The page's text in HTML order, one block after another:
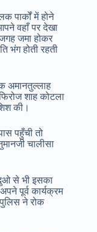
पार्कों में होने
वहाँ पर देखा
जमा होकर
भंग होती रहती
अमानतुल्लाह
शाह कोटला
की।
पहुँची तो
चालीसा
से भी इसका
पूर्व कार्यक्रम
ने रोक